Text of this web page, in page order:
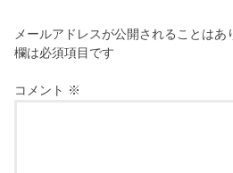
メールアドレスが公開されることはあ
欄は必須項目です
コメント ※